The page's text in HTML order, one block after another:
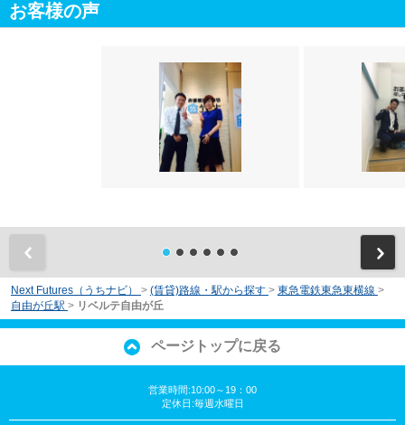
お客様の声
Next Futures（うちナビ） > (賃貸)路線・駅から探す > 東急電鉄東急東横線 >
自由が丘駅 > リベルテ自由が丘
ページトップに戻る
営業時間:10:00～19：00
定休日:毎週水曜日